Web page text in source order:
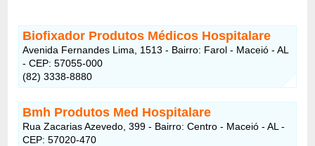
Biofixador Produtos Médicos Hospitalare
Avenida Fernandes Lima, 1513 - Bairro: Farol - Maceió - AL
- CEP: 57055-000
(82) 3338-8880
Bmh Produtos Med Hospitalare
Rua Zacarias Azevedo, 399 - Bairro: Centro - Maceió - AL -
CEP: 57020-470